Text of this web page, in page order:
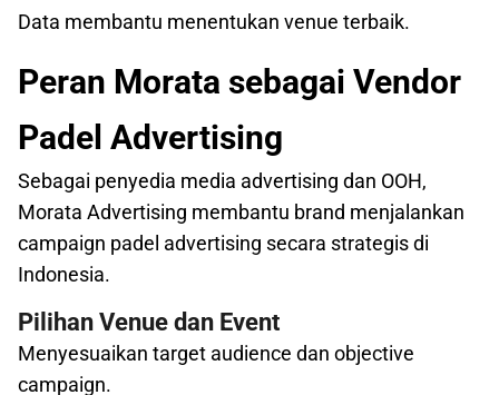
Data membantu menentukan venue terbaik.
Peran Morata sebagai Vendor
Padel Advertising
Sebagai penyedia media advertising dan OOH,
Morata Advertising membantu brand menjalankan
campaign padel advertising secara strategis di
Indonesia.
Pilihan Venue dan Event
Menyesuaikan target audience dan objective
campaign.